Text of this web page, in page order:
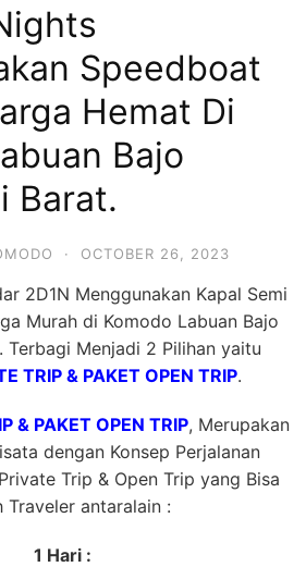
Speedboat
Hemat Di
Bajo
Barat.
· OCTOBER 26, 2023
2D1N Menggunakan Kapal Semi
Murah di Komodo Labuan Bajo
Terbagi Menjadi 2 Pilihan yaitu
TRIP & PAKET OPEN TRIP.
& PAKET OPEN TRIP, Merupakan
dengan Konsep Perjalanan
Trip & Open Trip yang Bisa
Traveler antaralain :
1 Hari :